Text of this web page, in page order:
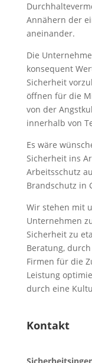
Annähern der
aneinander.
Die
konsequent
Sicherheit
öffnen für die
von der
innerhalb von
Es wäre
Sicherheit ins
Arbeitsschutz
Brandschutz in
Wir stehen mit
Unternehmen
Sicherheit zu
Beratung,
Firmen für die
Leistung
durch eine
Kontakt